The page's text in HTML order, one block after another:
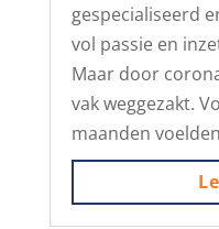
gespecialiseerd
vol passie en
Maar door
vak weggezakt.
maanden